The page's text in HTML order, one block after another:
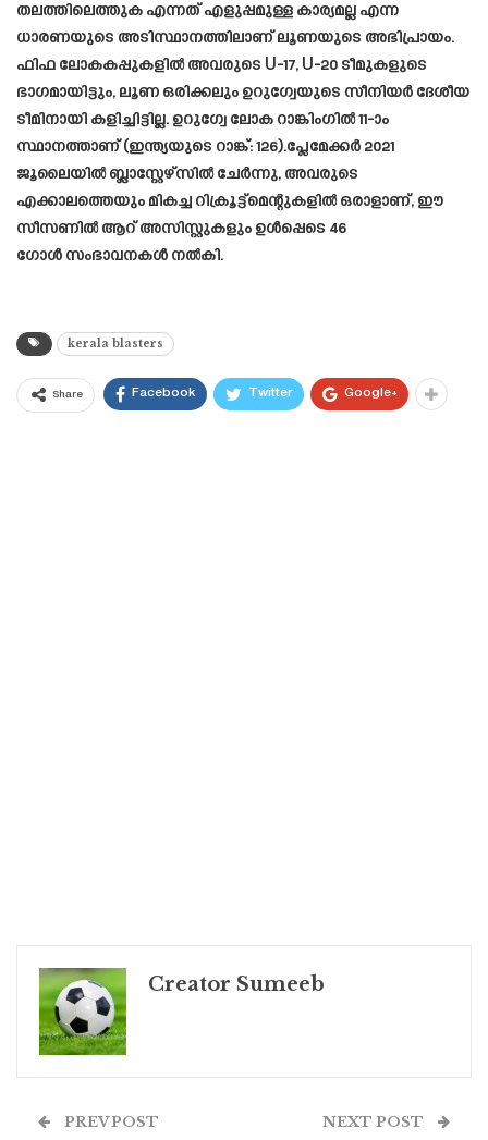
തലത്തിലെത്തുക എന്നത് എളുപ്പമുള്ള കാര്യമല്ല എന്ന
ധാരണയുടെ അടിസ്ഥാനത്തിലാണ് ലൂണയുടെ അഭിപ്രായം.
ഫിഫ ലോകകപ്പുകളിൽ അവരുടെ U-17, U-20 ടീമുകളുടെ
ഭാഗമായിട്ടും, ലൂണ ഒരിക്കലും ഉറുഗ്വേയുടെ സീനിയർ ദേശീയ
ടീമിനായി കളിച്ചിട്ടില്ല. ഉറുഗ്വേ ലോക റാങ്കിംഗിൽ 11-ാം
സ്ഥാനത്താണ് (ഇന്ത്യയുടെ റാങ്ക്: 126).പ്ലേമേക്കർ 2021
ജൂലൈയിൽ ബ്ലാസ്റ്റേഴ്‌സിൽ ചേർന്നു, അവരുടെ
എക്കാലത്തെയും മികച്ച റിക്രൂട്ട്‌മെന്റുകളിൽ ഒരാളാണ്, ഈ
സീസണിൽ ആറ് അസിസ്റ്റുകളും ഉൾപ്പെടെ 46
ഗോൾ സംഭാവനകൾ നൽകി.
kerala blasters
Share Facebook Twitter Google+
Creator Sumeeb
PREV POST NEXT POST